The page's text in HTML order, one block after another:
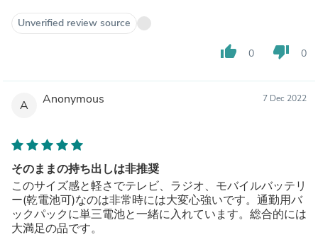
Unverified review source
thumb_up 0 thumb_down 0
A Anonymous 7 Dec 2022
そのままの持ち出しは非推奨
このサイズ感と軽さでテレビ、ラジオ、モバイルバッテリ
ー(乾電池可)なのは非常時には大変心強いです。通勤用バ
ックパックに単三電池と一緒に入れています。総合的には
大満足の品です。